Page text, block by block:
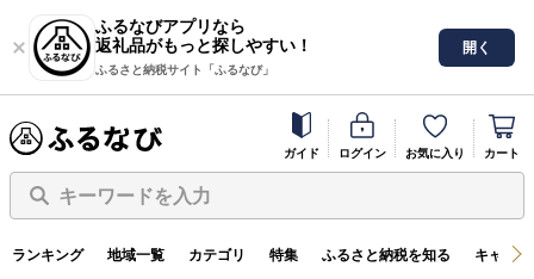
ふるなびアプリなら
返礼品がもっと探しやすい！
ふるさと納税サイト「ふるなび」
開く
ガイド ログイン お気に入り カート
キーワードを入力
ランキング 地域一覧 カテゴリ 特集 ふるさと納税を知る キャン